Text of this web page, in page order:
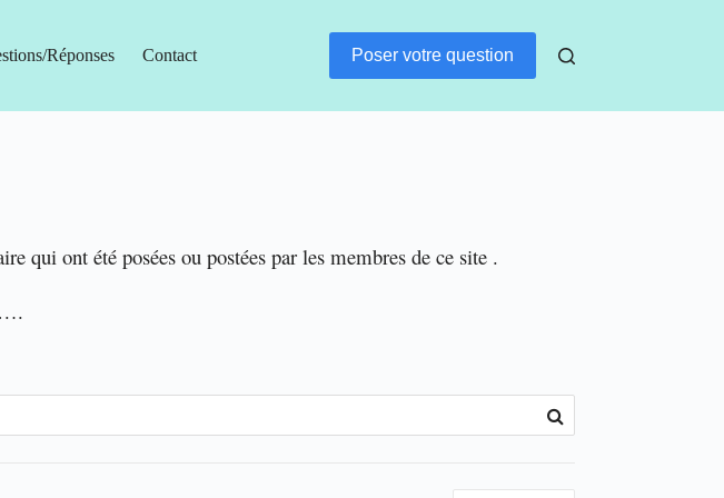
Réponses Contact Poser votre question
qui ont été posées ou postées par les membres de ce site .